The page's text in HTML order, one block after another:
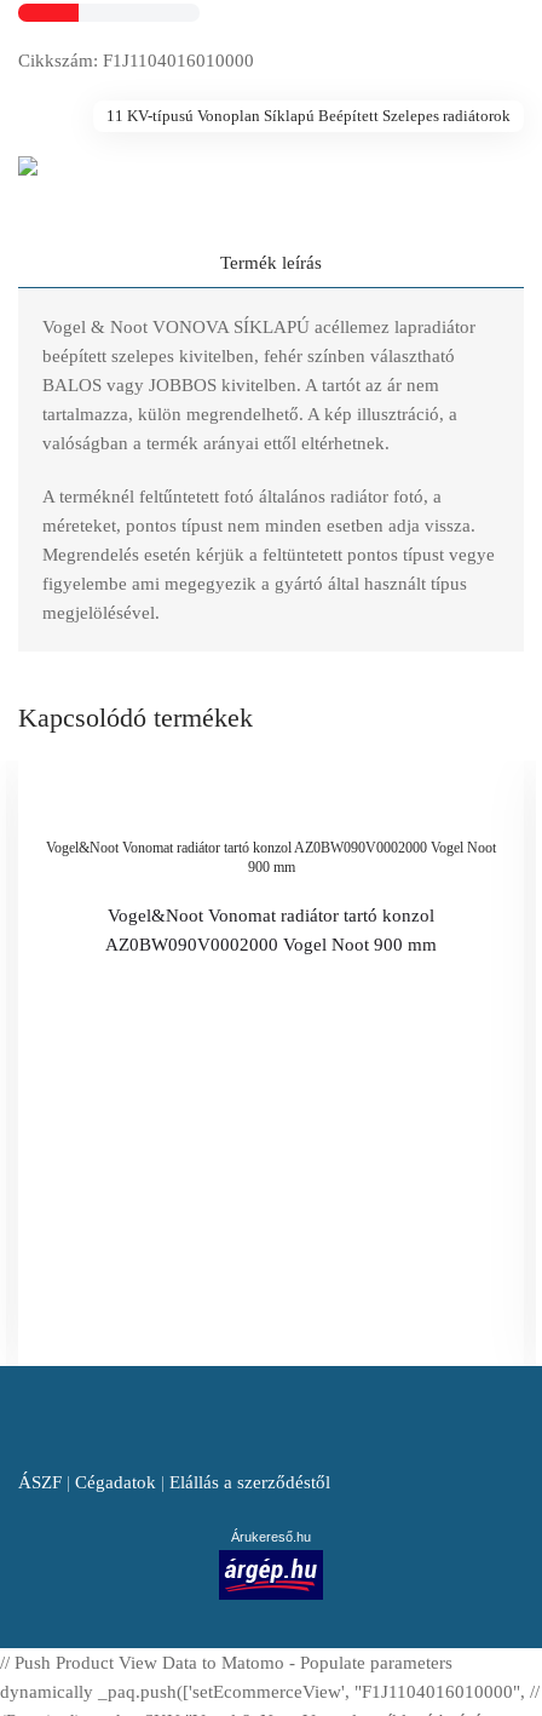
Cikkszám: F1J1104016010000
11 KV-típusú Vonoplan Síklapú Beépített Szelepes radiátorok
Termék leírás
Vogel & Noot VONOVA SÍKLAPÚ acéllemez lapradiátor
beépített szelepes kivitelben, fehér színben választható
BALOS vagy JOBBOS kivitelben. A tartót az ár nem
tartalmazza, külön megrendelhető. A kép illusztráció, a
valóságban a termék arányai ettől eltérhetnek.
A terméknél feltűntetett fotó általános radiátor fotó, a
méreteket, pontos típust nem minden esetben adja vissza.
Megrendelés esetén kérjük a feltüntetett pontos típust vegye
figyelembe ami megegyezik a gyártó által használt típus
megjelölésével.
Kapcsolódó termékek
Vogel&Noot Vonomat radiátor tartó konzol AZ0BW090V0002000 Vogel Noot
900 mm
Vogel&Noot Vonomat radiátor tartó konzol
AZ0BW090V0002000 Vogel Noot 900 mm
ÁSZF | Cégadatok | Elállás a szerződéstől
Árukereső.hu
// Push Product View Data to Matomo - Populate parameters
dynamically _paq.push(['setEcommerceView', "F1J1104016010000", //